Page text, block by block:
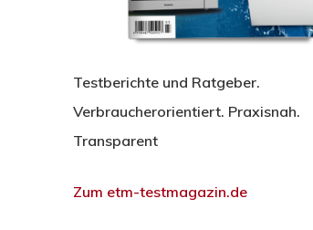
Testberichte und Ratgeber.
Verbraucherorientiert. Praxisnah.
Transparent
Zum etm-testmagazin.de